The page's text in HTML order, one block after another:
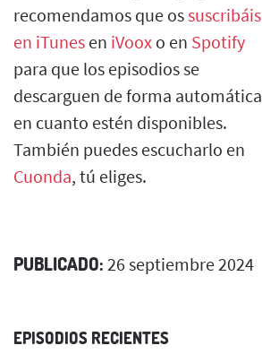
recomendamos que ossuscribáis
en iTunes en iVoox o en Spotify
para que los episodios se
descarguen de forma automática
en cuanto estén disponibles.
También puedes escucharlo en
Cuonda, tú eliges.
PUBLICADO: 26 septiembre 2024
EPISODIOS RECIENTES